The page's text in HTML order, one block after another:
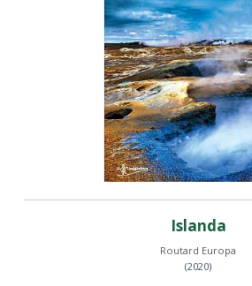
Islanda
Routard Europa
(2020)